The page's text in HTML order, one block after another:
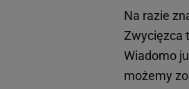
Na razie
Zwycięzca
Wiadomo
możemy